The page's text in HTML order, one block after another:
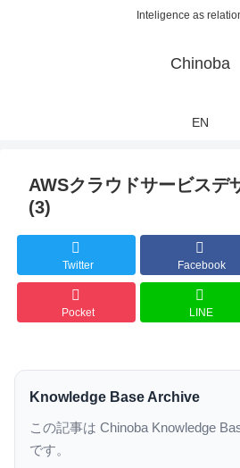
Inteligence as
Chinoba
EN
AWSクラウドサービスデ
(3)
Twitter Facebook
Pocket LINE
Knowledge Base Archive
この記事は Chinoba Knowledge
です。